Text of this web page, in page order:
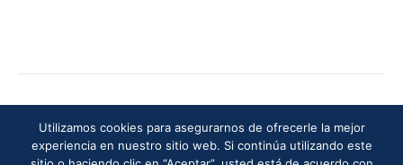
Utilizamos cookies para asegurarnos de ofrecerle la mejor
experiencia en nuestro sitio web. Si continúa utilizando este